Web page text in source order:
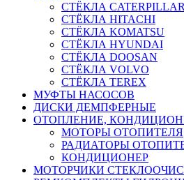
СТЁКЛА CATERPILLAR
СТЁКЛА HITACHI
СТЁКЛА KOMATSU
СТЁКЛА HYUNDAI
СТЁКЛА DOOSAN
СТЁКЛА VOLVO
СТЁКЛА TEREX
МУФТЫ НАСОСОВ
ДИСКИ ДЕМПФЕРНЫЕ
ОТОПЛЕНИЕ,
МОТОРЫ ОТОПИТЕЛЯ
РАДИАТОРЫ
КОНДИЦИОНЕР
МОТОРЧИКИ